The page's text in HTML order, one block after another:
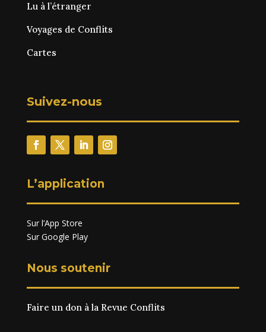
Lu à l’étranger
Voyages de Conflits
Cartes
Suivez-nous
L’application
Sur l’App Store
Sur Google Play
Nous soutenir
Faire un don à la Revue Conflits